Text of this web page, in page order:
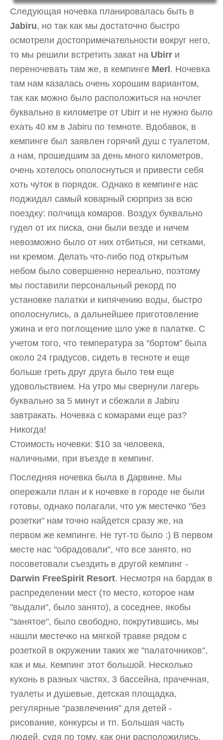
Следующая ночевка планировалась быть в
Jabiru, но так как мы достаточно быстро
осмотрели достопримечательности вокруг него,
то мы решили встретить закат на Ubirr и
переночевать там же, в кемпинге Merl. Ночевка
там нам казалась очень хорошим вариантом,
так как можно было расположиться на ночлег
буквально в километре от Ubirr и не нужно было
ехать 40 км в Jabiru по темноте. Вдобавок, в
кемпинге был заявлен горячий душ с туалетом,
а нам, прошедшим за день много километров,
очень хотелось ополоснуться и привести себя
хоть чуток в порядок. Однако в кемпинге нас
поджидал самый коварный сюрприз за всю
поездку: полчища комаров. Воздух буквально
гудел от их писка, они были везде и ничем
невозможно было от них отбиться, ни сетками,
ни кремом. Делать что-либо под открытым
небом было совершенно нереально, поэтому
мы поставили персональный рекорд по
установке палатки и кипячению воды, быстро
ополоснулись, а дальнейшее приготовление
ужина и его поглощение шло уже в палатке. С
учетом того, что температура за "бортом" была
около 24 градусов, сидеть в тесноте и еще
больше греть друг друга было тем еще
удовольствием. На утро мы свернули лагерь
буквально за 5 минут и сбежали в Jabiru
завтракать. Ночевка с комарами еще раз?
Никогда!
Стоимость ночевки: $10 за человека,
наличными, при въезде в кемпинг.
Последняя ночевка была в Дарвине. Мы
опережали план и к ночевке в городе не были
готовы, однако полагали, что уж местечко "без
розетки" нам точно найдется сразу же, на
первом же кемпинге. Не тут-то было :) В первом
месте нас "обрадовали", что все занято, но
посоветовали съездить в другой кемпинг -
Darwin FreeSpirit Resort. Несмотря на бардак в
распределении мест (то место, которое нам
"выдали", было занято), а соседнее, якобы
"занятое", было свободно, покрутившись, мы
нашли местечко на мягкой травке рядом с
розеткой в окружении таких же "палаточников",
как и мы. Кемпинг этот большой. Несколько
кухонь в разных частях, 3 бассейна, прачечная,
туалеты и душевые, детская площадка,
регулярные “развлечения” для детей -
рисование, конкурсы и тп. Большая часть
людей, судя по тому, как они расположились,